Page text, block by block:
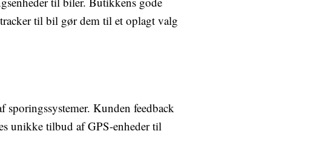
til bil gør dem til et oplagt valg
Kunden feedback
unikke tilbud af GPS-enheder til